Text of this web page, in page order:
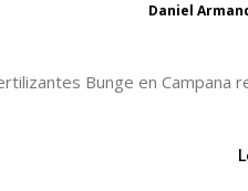
Daniel
Bunge en Campana